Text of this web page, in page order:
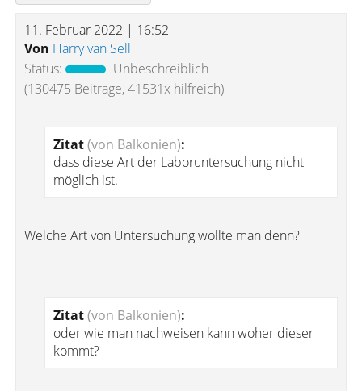
11. Februar 2022 | 16:52
Von Harry van Sell
Status:
Unbeschreiblich
(130475 Beiträge, 41531x hilfreich)
Zitat(von Balkonien):
dass diese Art der Laboruntersuchung nicht
möglich ist.
Welche Art von Untersuchung wollte man denn?
Zitat(von Balkonien):
oder wie man nachweisen kann woher dieser
kommt?